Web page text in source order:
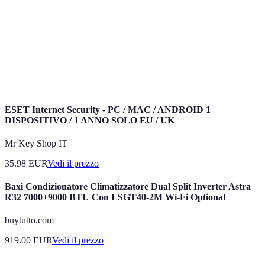
ESET Internet Security - PC / MAC / ANDROID 1
DISPOSITIVO / 1 ANNO SOLO EU / UK
Mr Key Shop IT
35.98 EURVedi il prezzo
Baxi Condizionatore Climatizzatore Dual Split Inverter Astra
R32 7000+9000 BTU Con LSGT40-2M Wi-Fi Optional
buytutto.com
919.00 EURVedi il prezzo